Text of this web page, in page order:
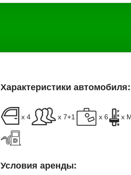
Характеристики автомобиля:
x 4 x 7+1 x 6 x
Условия аренды: